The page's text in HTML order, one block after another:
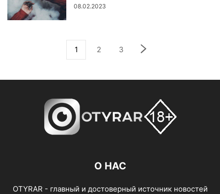
08.02.2023
1 2 3
О НАС
OTYRAR - главный и достоверный источник новостей